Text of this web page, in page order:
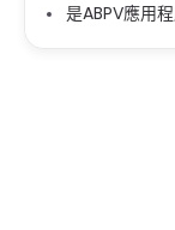
是ABPV應用